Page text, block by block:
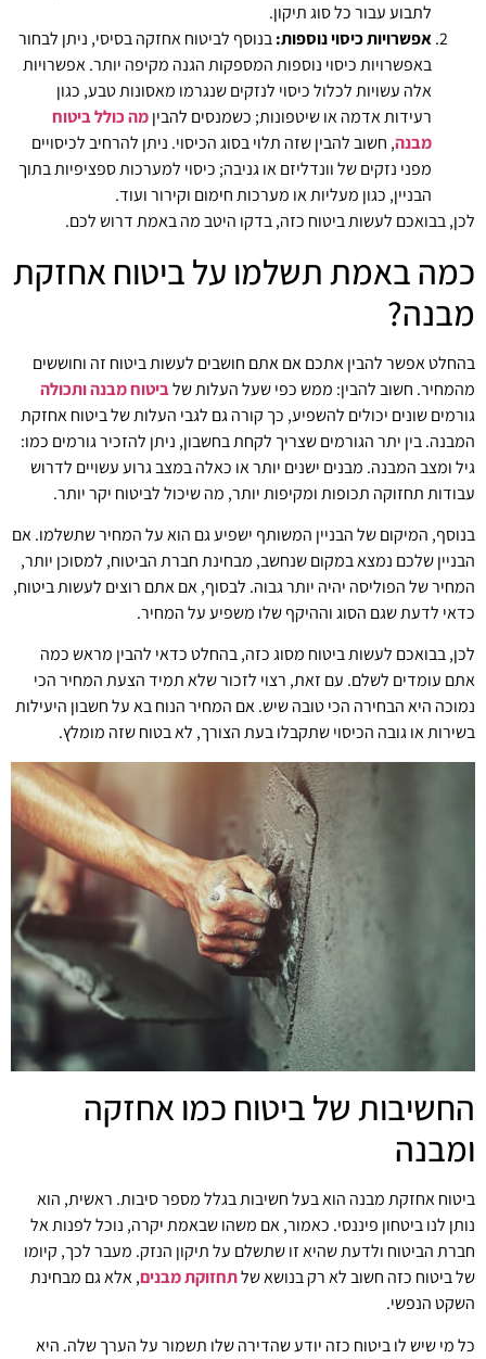
לתבוע עבור כל סוג תיקון.
אפשרויות כיסוי נוספות:בנוסף לביטוח אחזקה בסיסי, ניתן לבחור
באפשרויות כיסוי נוספות המספקות הגנה מקיפה יותר. אפשרויות
אלה עשויות לכלול כיסוי לנזקים שנגרמו מאסונות טבע, כגון
רעידות אדמה או שיטפונות; כשמנסים להביןמה כולל ביטוח
מבנה, חשוב להבין שזה תלוי בסוג הכיסוי. ניתן להרחיב לכיסויים
מפני נזקים של וונדליזם או גניבה; כיסוי למערכות ספציפיות בתוך
הבניין, כגון מעליות או מערכות חימום וקירור ועוד.
לכן, בבואכם לעשות ביטוח כזה, בדקו היטב מה באמת דרוש לכם.
כמה באמת תשלמו על ביטוח אחזקת
מבנה?
בהחלט אפשר להבין אתכם אם אתם חושבים לעשות ביטוח זה וחוששים
מהמחיר. חשוב להבין: ממש כפי שעל העלות שלביטוח מבנה ותכולה
גורמים שונים יכולים להשפיע, כך קורה גם לגבי העלות של ביטוח אחזקת
המבנה. בין יתר הגורמים שצריך לקחת בחשבון, ניתן להזכיר גורמים כמו:
גיל ומצב המבנה. מבנים ישנים יותר או כאלה במצב גרוע עשויים לדרוש
עבודות תחזוקה תכופות ומקיפות יותר, מה שיכול לביטוח יקר יותר.
בנוסף, המיקום של הבניין המשותף ישפיע גם הוא על המחיר שתשלמו. אם
הבניין שלכם נמצא במקום שנחשב, מבחינת חברת הביטוח, למסוכן יותר,
המחיר של הפוליסה יהיה יותר גבוה. לבסוף, אם אתם רוצים לעשות ביטוח,
כדאי לדעת שגם הסוג וההיקף שלו משפיע על המחיר.
לכן, בבואכם לעשות ביטוח מסוג כזה, בהחלט כדאי להבין מראש כמה
אתם עומדים לשלם. עם זאת, רצוי לזכור שלא תמיד הצעת המחיר הכי
נמוכה היא הבחירה הכי טובה שיש. אם המחיר הנוח בא על חשבון היעילות
בשירות או גובה הכיסוי שתקבלו בעת הצורך, לא בטוח שזה מומלץ.
החשיבות של ביטוח כמו אחזקה
ומבנה
ביטוח אחזקת מבנה הוא בעל חשיבות בגלל מספר סיבות. ראשית, הוא
נותן לנו ביטחון פיננסי. כאמור, אם משהו שבאמת יקרה, נוכל לפנות אל
חברת הביטוח ולדעת שהיא זו שתשלם על תיקון הנזק. מעבר לכך, קיומו
של ביטוח כזה חשוב לא רק בנושא שלתחזוקת מבנים, אלא גם מבחינת
השקט הנפשי.
כל מי שיש לו ביטוח כזה יודע שהדירה שלו תשמור על הערך שלה. היא